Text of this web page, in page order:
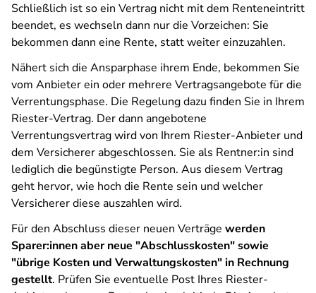
Schließlich ist so ein Vertrag nicht mit dem Renteneintritt
beendet, es wechseln dann nur die Vorzeichen: Sie
bekommen dann eine Rente, statt weiter einzuzahlen.
Nähert sich die Ansparphase ihrem Ende, bekommen Sie
vom Anbieter ein oder mehrere Vertragsangebote für die
Verrentungsphase. Die Regelung dazu finden Sie in Ihrem
Riester-Vertrag. Der dann angebotene
Verrentungsvertrag wird von Ihrem Riester-Anbieter und
dem Versicherer abgeschlossen. Sie als Rentner:in sind
lediglich die begünstigte Person. Aus diesem Vertrag
geht hervor, wie hoch die Rente sein und welcher
Versicherer diese auszahlen wird.
Für den Abschluss dieser neuen Verträge werden
Sparer:innen aber neue "Abschlusskosten" sowie
"übrige Kosten und Verwaltungskosten" in Rechnung
gestellt. Prüfen Sie eventuelle Post Ihres Riester-